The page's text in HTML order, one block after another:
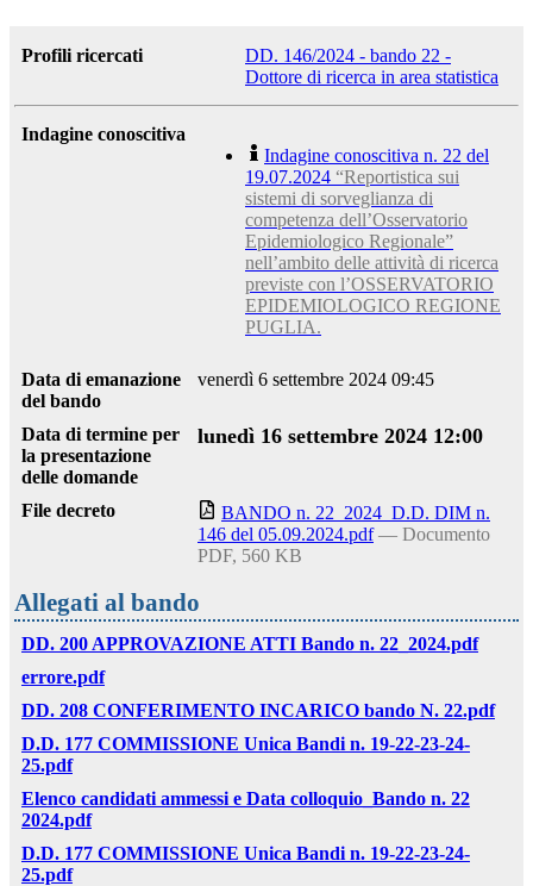
Profili ricercati
DD. 146/2024 - bando 22 -
Dottore di ricerca in area statistica
Indagine conoscitiva
Indagine conoscitiva n. 22 del
19.07.2024 “Reportistica sui
sistemi di sorveglianza di
competenza dell’Osservatorio
Epidemiologico Regionale”
nell’ambito delle attività di ricerca
previste con l’OSSERVATORIO
EPIDEMIOLOGICO REGIONE
PUGLIA.
Data di emanazione
del bando
venerdì 6 settembre 2024 09:45
Data di termine per
la presentazione
delle domande
lunedì 16 settembre 2024 12:00
File decreto
BANDO n. 22_2024_D.D. DIM n.
146 del 05.09.2024.pdf — Documento
PDF, 560 KB
Allegati al bando
DD. 200 APPROVAZIONE ATTI Bando n. 22_2024.pdf
errore.pdf
DD. 208 CONFERIMENTO INCARICO bando N. 22.pdf
D.D. 177 COMMISSIONE Unica Bandi n. 19-22-23-24-
25.pdf
Elenco candidati ammessi e Data colloquio_Bando n. 22
2024.pdf
D.D. 177 COMMISSIONE Unica Bandi n. 19-22-23-24-
25.pdf